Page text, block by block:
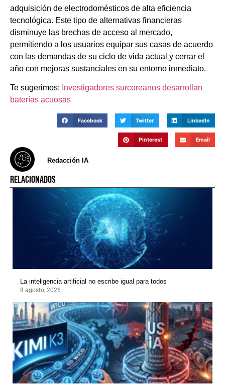
adquisición de electrodomésticos de alta eficiencia
tecnológica. Este tipo de alternativas financieras
disminuye las brechas de acceso al mercado,
permitiendo a los usuarios equipar sus casas de acuerdo
con las demandas de su ciclo de vida actual y cerrar el
año con mejoras sustanciales en su entorno inmediato.
Te sugerimos: Investigadores surcoreanos desarrollan
baterías acuosas
Facebook Twitter LinkedIn
Pinterest Email
Redacción IA
RELACIONADOS
La inteligencia artificial no escribe igual para todos
8 agosto, 2026